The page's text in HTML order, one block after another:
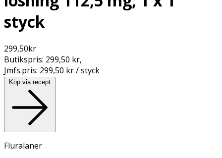
styck
299,50kr
Butikspris: 299,50 kr,
Jmfs.pris: 299,50 kr / styck
Köp via recept
Fluralaner